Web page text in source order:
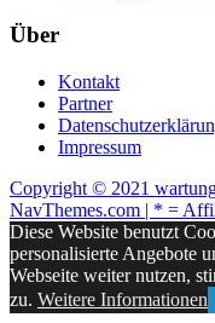
Über
Kontakt
Partner
Impressum
Copyright © 2021
NavThemes.com | * =
Diese Website benutzt
personalisierte Angebote
Webseite weiter nutzen,
zu. Weitere Informationen